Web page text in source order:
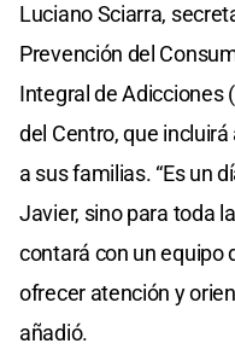
Luciano Sciarra,
Prevención del
Integral de Adicciones
del Centro, que
a sus familias. “Es un
Javier, sino para toda
contará con un equipo
ofrecer atención y
añadió.